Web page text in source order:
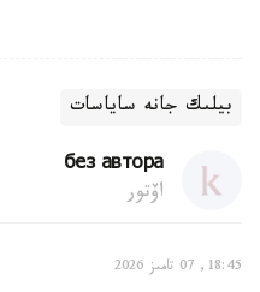
بيلىك جانە ساياسات
без автора
اۆتور
18:45, 07 تامىز 2026